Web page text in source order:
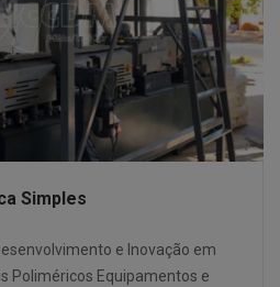
Simples
e Inovação em
Poliméricos Equipamentos e